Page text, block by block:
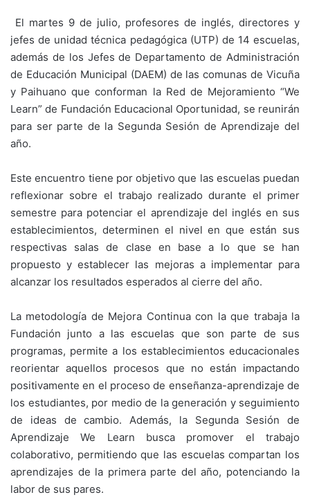
El martes 9 de julio, profesores de inglés, directores y
jefes de unidad técnica pedagógica (UTP) de 14 escuelas,
además de los Jefes de Departamento de Administración
de Educación Municipal (DAEM) de las comunas de Vicuña
y Paihuano que conforman la Red de Mejoramiento “We
Learn” de Fundación Educacional Oportunidad, se reunirán
para ser parte de la Segunda Sesión de Aprendizaje del
año.
Este encuentro tiene por objetivo que las escuelas puedan
reflexionar sobre el trabajo realizado durante el primer
semestre para potenciar el aprendizaje del inglés en sus
establecimientos, determinen el nivel en que están sus
respectivas salas de clase en base a lo que se han
propuesto y establecer las mejoras a implementar para
alcanzar los resultados esperados al cierre del año.
La metodología de Mejora Continua con la que trabaja la
Fundación junto a las escuelas que son parte de sus
programas, permite a los establecimientos educacionales
reorientar aquellos procesos que no están impactando
positivamente en el proceso de enseñanza-aprendizaje de
los estudiantes, por medio de la generación y seguimiento
de ideas de cambio. Además, la Segunda Sesión de
Aprendizaje We Learn busca promover el trabajo
colaborativo, permitiendo que las escuelas compartan los
aprendizajes de la primera parte del año, potenciando la
labor de sus pares.